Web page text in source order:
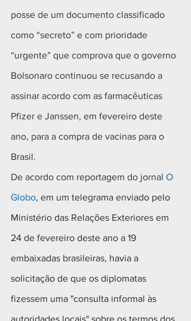
posse de um documento classificado
como “secreto” e com prioridade
“urgente” que comprova que o governo
Bolsonaro continuou se recusando a
assinar acordo com as farmacêuticas
Pfizer e Janssen, em fevereiro deste
ano, para a compra de vacinas para o
Brasil.
De acordo com reportagem do jornal O
Globo, em um telegrama enviado pelo
Ministério das Relações Exteriores em
24 de fevereiro deste ano a 19
embaixadas brasileiras, havia a
solicitação de que os diplomatas
fizessem uma "consulta informal às
autoridades locais" sobre os termos dos